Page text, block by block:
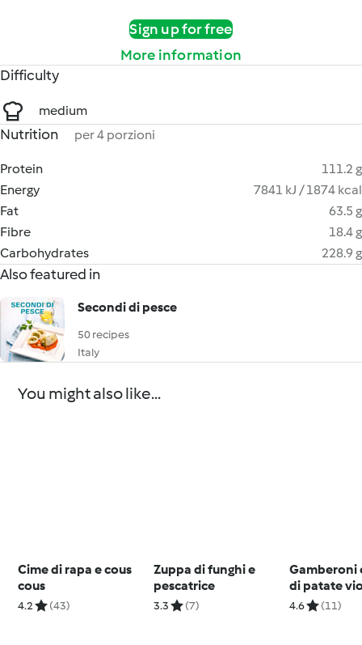
Sign up for free
More information
Difficulty
medium
Nutrition per 4 porzioni
Protein
111.2 g
Energy
7841 kJ / 1874 kcal
Fat
63.5 g
Fibre
18.4 g
Carbohydrates
228.9 g
Also featured in
Secondi di pesce
50 recipes
Italy
You might also like...
Cime di rapa e cous
cous
4.2 (43)
Zuppa di funghi e
pescatrice
3.3 (7)
Gamberoni
di patate
4.6 (11)